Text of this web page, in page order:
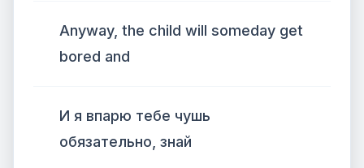
Anyway, the child will someday get
bored and
И я впарю тебе чушь
обязательно, знай